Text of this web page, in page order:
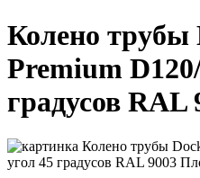
Колено
Premium
градусов